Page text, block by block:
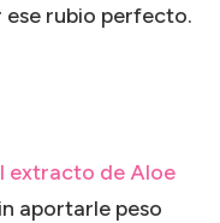
rubio perfecto.
extracto de Aloe
aportarle peso